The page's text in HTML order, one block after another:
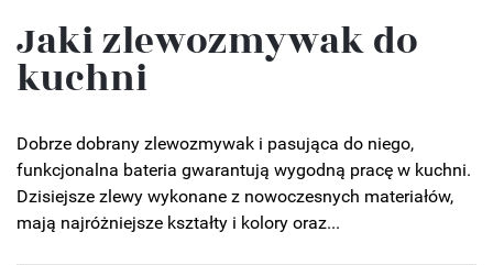
Jaki zlewozmywak do
kuchni
Dobrze dobrany zlewozmywak i pasująca do niego,
funkcjonalna bateria gwarantują wygodną pracę w kuchni.
Dzisiejsze zlewy wykonane z nowoczesnych materiałów,
mają najróżniejsze kształty i kolory oraz...